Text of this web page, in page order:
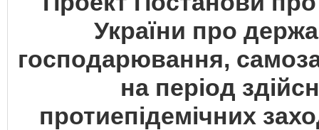
України про
господарювання,
на період
протиепідемічних